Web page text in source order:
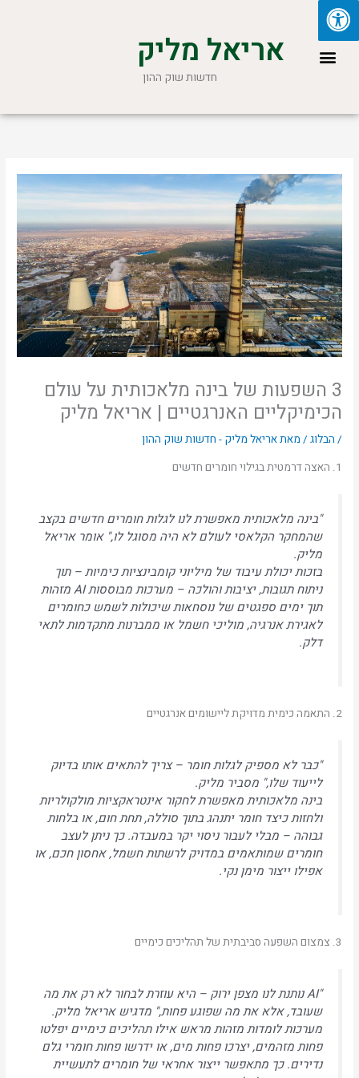
דילוג
לתוכן
תפריטאריאל מליק
חדשות שוק ההון
3 השפעות של בינה מלאכותית על עולם
הכימיקליים האנרגטיים | אריאל מליק
/ הבלוג / מאתאריאל מליק - חדשות שוק ההון
1. האצה דרמטית בגילוי חומרים חדשים
"בינה מלאכותית מאפשרת לנו לגלות חומרים חדשים בקצב
שהמחקר הקלאסי לעולם לא היה מסוגל לו," אומר אריאל
מליק.
בזכות יכולת עיבוד של מיליוני קומבינציות כימיות – תוך
ניתוח תגובות, יציבות והולכה – מערכות מבוססות AI מזהות
תוך ימים ספגטים של נוסחאות שיכולות לשמש כחומרים
לאגירת אנרגיה, מוליכי חשמל או ממברנות מתקדמות לתאי
דלק.
2. התאמה כימית מדויקת ליישומים אנרגטיים
"כבר לא מספיק לגלות חומר – צריך להתאים אותו בדיוק
לייעוד שלו," מסביר מליק.
בינה מלאכותית מאפשרת לחקור אינטראקציות מולקולריות
ולחזות כיצד חומר יתנהג בתוך סוללה, תחת חום, או בלחות
גבוהה – מבלי לעבור ניסוי יקר במעבדה. כך ניתן לעצב
חומרים שמותאמים במדויק לרשתות חשמל, אחסון חכם, או
אפילו ייצור מימן נקי.
3. צמצום השפעה סביבתית של תהליכים כימיים
"AI נותנת לנו מצפן ירוק – היא עוזרת לבחור לא רק את מה
שעובד, אלא את מה שפוגע פחות," מדגיש אריאל מליק.
מערכות לומדות מזהות מראש אילו תהליכים כימיים יפלטו
פחות מזהמים, יצרכו פחות מים, או ידרשו פחות חומרי גלם
נדירים. כך מתאפשר ייצור אחראי של חומרים לתעשיית